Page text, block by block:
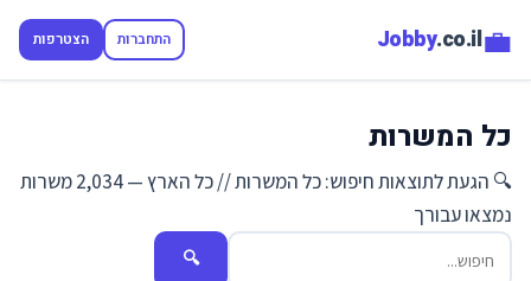
💼
Jobby.co.il התחברות הצטרפות
כל המשרות
🔍 הגעת לתוצאות חיפוש: כל המשרות // כל הארץ — 2,034 משרות
נמצאו עבורך
🔍